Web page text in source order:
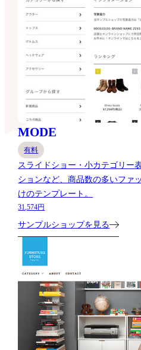
MODE
有料
スライドショー・小カテゴリー
ションなど、商品数の多いファ
けのテンプレート。
31,574円
サンプルショップを見る